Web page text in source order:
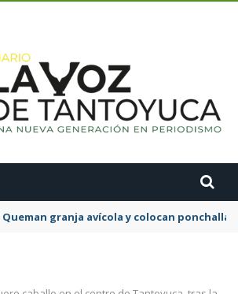
Queman granja avícola y colocan